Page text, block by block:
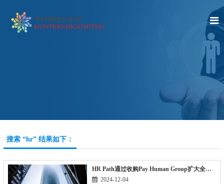
搜索 “hr” 结果如下：
HR Path通过收购Pay Human Group扩大全球版图
2024-12-04